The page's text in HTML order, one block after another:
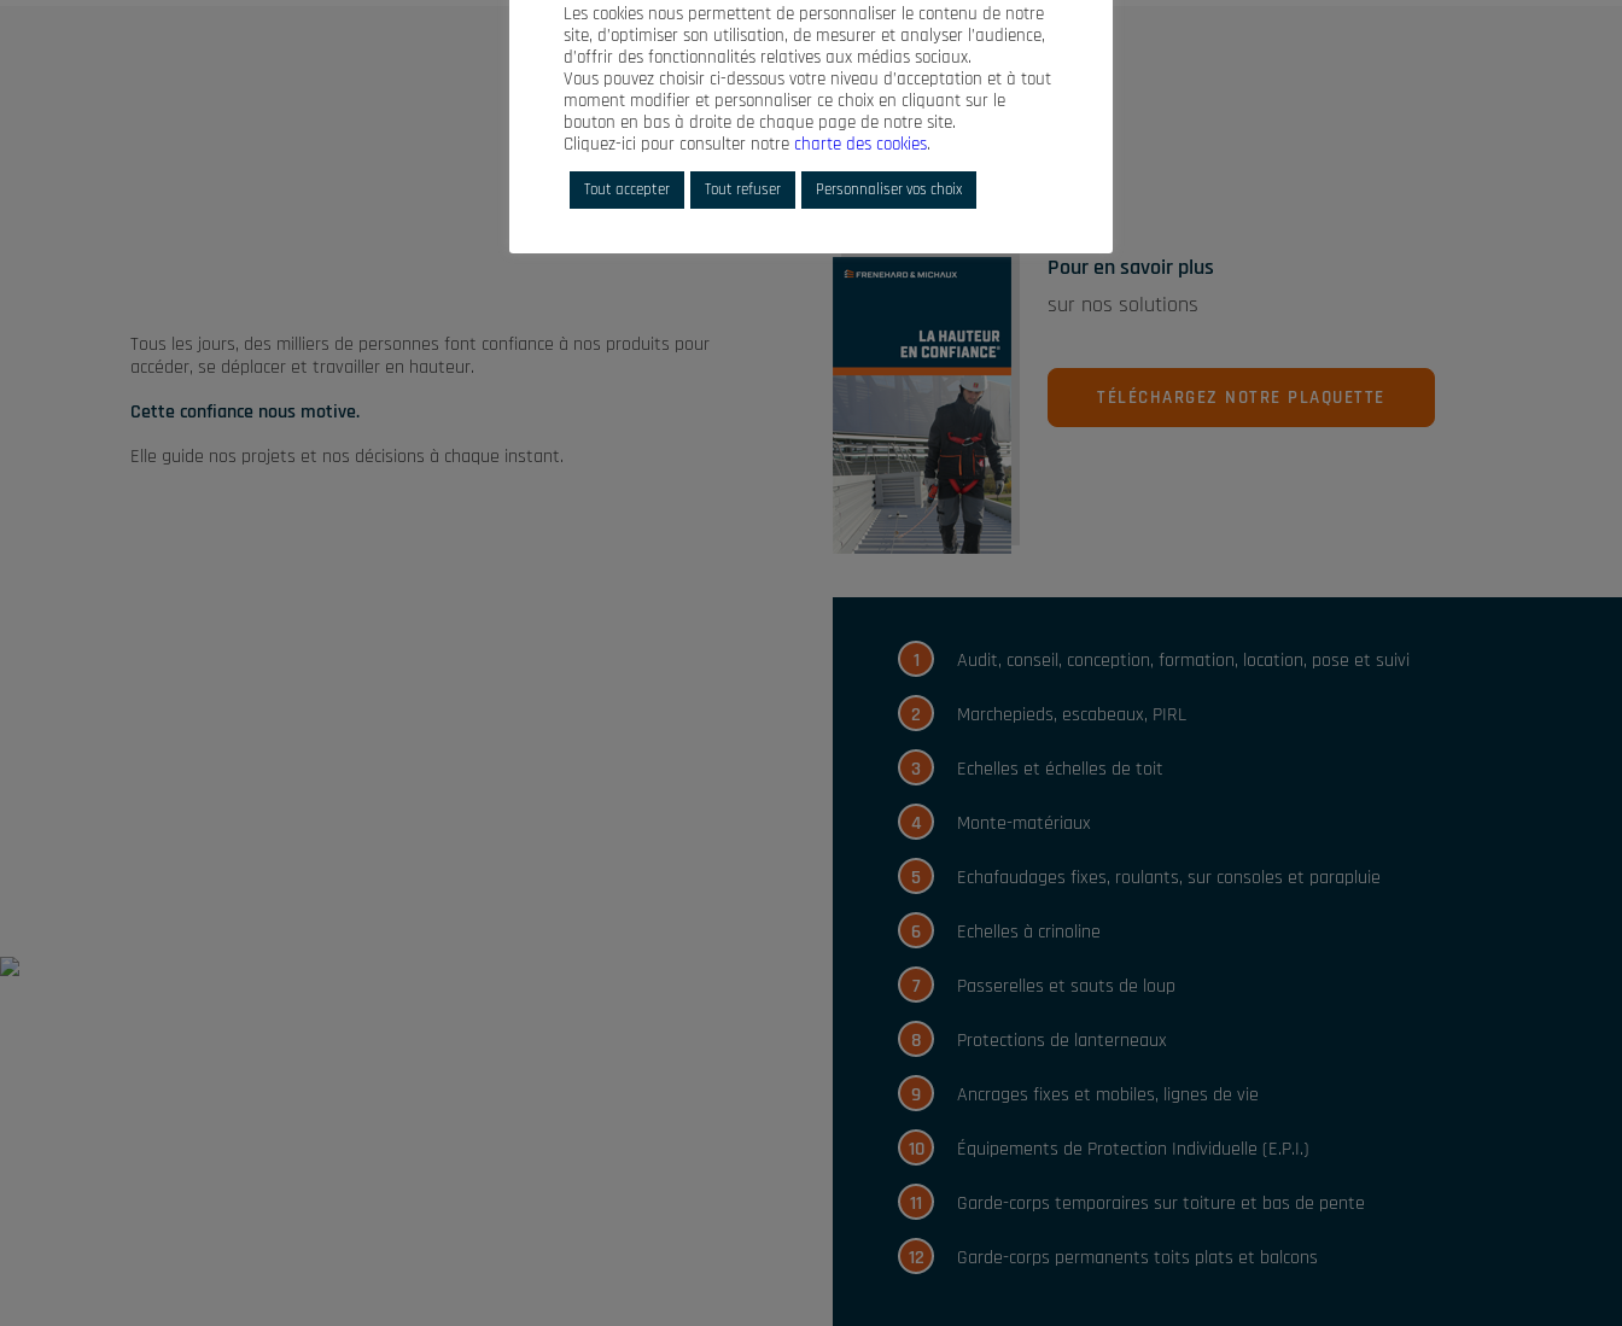
NOS SOLUTIONS
Tous les jours, des milliers de personnes font confiance à nos produits pour
accéder, se déplacer et travailler en hauteur.
Cette confiance nous motive.
Elle guide nos projets et nos décisions à chaque instant.
Pour en savoir plus
sur nos solutions
TÉLÉCHARGEZ NOTRE PLAQUETTE
1 Audit, conseil, conception, formation, location, pose et suivi
2 Marchepieds, escabeaux, PIRL
3 Echelles et échelles de toit
4 Monte-matériaux
5 Echafaudages fixes, roulants, sur consoles et parapluie
6 Echelles à crinoline
7 Passerelles et sauts de loup
8 Protections de lanterneaux
9 Ancrages fixes et mobiles, lignes de vie
10 Équipements de Protection Individuelle (E.P.I.)
11 Garde-corps temporaires sur toiture et bas de pente
12 Garde-corps permanents toits plats et balcons
Les cookies nous permettent de personnaliser le contenu de notre
site, d’optimiser son utilisation, de mesurer et analyser l’audience,
d’offrir des fonctionnalités relatives aux médias sociaux.
Vous pouvez choisir ci-dessous votre niveau d’acceptation et à tout
moment modifier et personnaliser ce choix en cliquant sur le
bouton en bas à droite de chaque page de notre site.
Cliquez-ici pour consulter notre charte des cookies.
Tout accepter Tout refuser Personnaliser vos choix